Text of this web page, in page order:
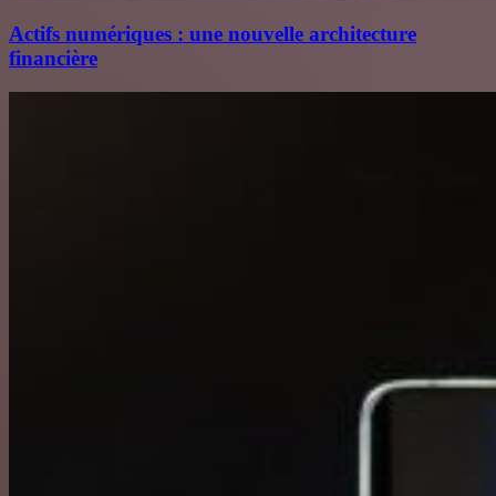
Actifs numériques : une nouvelle architecture
financière